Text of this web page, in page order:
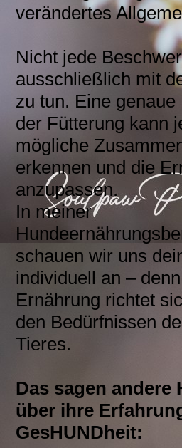
verändertes
Nicht jede
ausschließlich mit
zu tun. Eine genaue
der Fütterung kann
mögliche
erkennen und die
anzupassen.
In meiner
schauen wir uns
individuell an –
Ernährung richtet
den Bedürfnissen
Tieres.
Das sagen andere
über ihre
GesHUNDheit: